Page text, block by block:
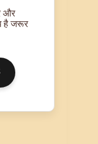
और
है जरूर